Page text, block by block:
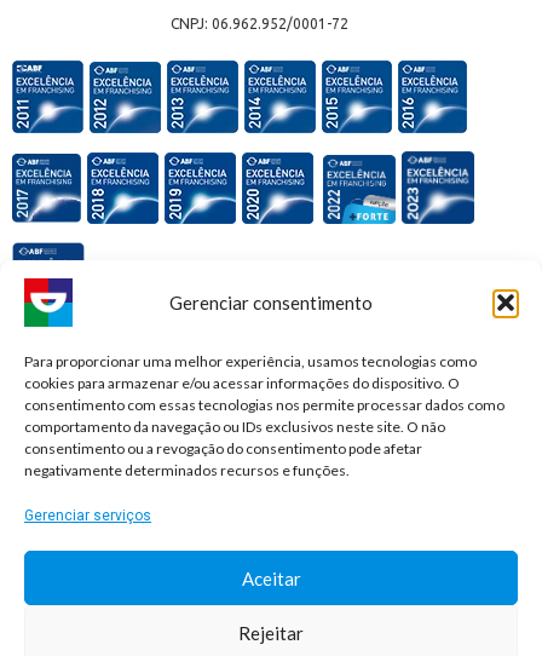
Gerenciar consentimento
Para proporcionar uma melhor experiência, usamos tecnologias como
cookies para armazenar e/ou acessar informações do dispositivo. O
consentimento com essas tecnologias nos permite processar dados como
comportamento da navegação ou IDs exclusivos neste site. O não
consentimento ou a revogação do consentimento pode afetar
negativamente determinados recursos e funções.
Gerenciar serviços
Aceitar
Rejeitar
CNPJ: 06.962.952/0001-72
Premiações e honrarias: